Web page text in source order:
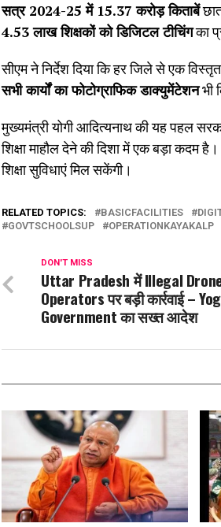
सत्र 2024-25में 15.37करोड़ किताबें
4.53लाख शिक्षकों को डिजिटल टीचिंगका
सीएम ने निर्देश दिया कि हर जिले से एक
सभी कार्यों का फोटोग्राफिक डाक्युमेंटेशनभी
मुख्यमंत्री योगी आदित्यनाथ की यह पहल
शिक्षा माहौल देने की दिशा में एक बड़ा कदम
शिक्षा सुविधाएं मिल सकेंगी।
RELATED TOPICS: BASICFACILITIES
GOVTSCHOOLSUP
OPERATIONKAYAKALP
DON'T MISS
Uttar Pradesh में Illegal
Operators पर बड़ी कार्रवाई –
Government का सख्त आदेश